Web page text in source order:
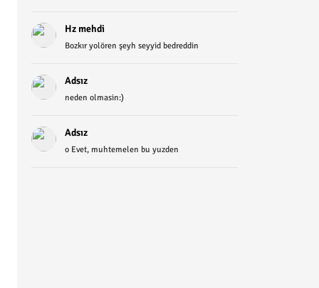
Hz mehdi
Bozkır yolören şeyh seyyid bedreddin
Adsız
neden olmasin:)
Adsız
o Evet, muhtemelen bu yuzden